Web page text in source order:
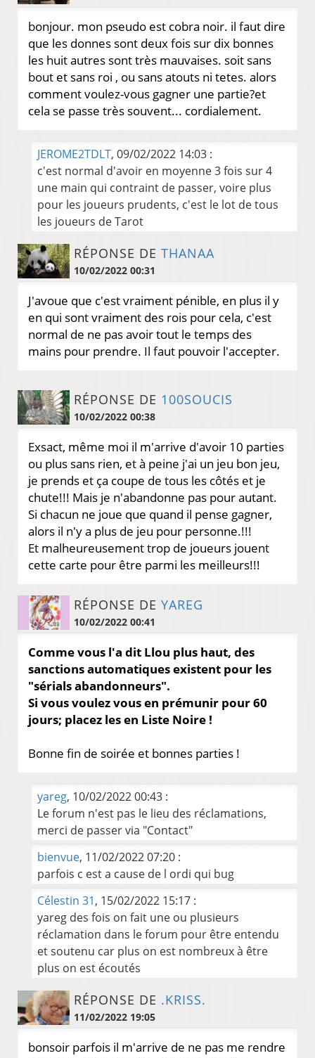
bonjour. mon pseudo est cobra noir. il faut dire
que les donnes sont deux fois sur dix bonnes
les huit autres sont très mauvaises. soit sans
bout et sans roi , ou sans atouts ni tetes. alors
comment voulez-vous gagner une partie?et
cela se passe très souvent... cordialement.
JEROME2TDLT, 09/02/2022 14:03 :
c'est normal d'avoir en moyenne 3 fois sur 4
une main qui contraint de passer, voire plus
pour les joueurs prudents, c'est le lot de tous
les joueurs de Tarot
RÉPONSE DE THANAA
10/02/2022 00:31
J'avoue que c'est vraiment pénible, en plus il y
en qui sont vraiment des rois pour cela, c'est
normal de ne pas avoir tout le temps des
mains pour prendre. Il faut pouvoir l'accepter.
RÉPONSE DE 100SOUCIS
10/02/2022 00:38
Exsact, même moi il m'arrive d'avoir 10 parties
ou plus sans rien, et à peine j'ai un jeu bon jeu,
je prends et ça coupe de tous les côtés et je
chute!!! Mais je n'abandonne pas pour autant.
Si chacun ne joue que quand il pense gagner,
alors il n'y a plus de jeu pour personne.!!!
Et malheureusement trop de joueurs jouent
cette carte pour être parmi les meilleurs!!!
RÉPONSE DE YAREG
10/02/2022 00:41
Comme vous l'a dit Llou plus haut, des
sanctions automatiques existent pour les
"sérials abandonneurs".
Si vous voulez vous en prémunir pour 60
jours; placez les en Liste Noire !
Bonne fin de soirée et bonnes parties !
yareg, 10/02/2022 00:43 :
Le forum n'est pas le lieu des réclamations,
merci de passer via "Contact"
bienvue, 11/02/2022 07:20 :
parfois c est a cause de l ordi qui bug
Célestin 31, 15/02/2022 15:17 :
yareg des fois on fait une ou plusieurs
réclamation dans le forum pour être entendu
et soutenu car plus on est nombreux à être
plus on est écoutés
RÉPONSE DE .KRISS.
11/02/2022 19:05
bonsoir parfois il m'arrive de ne pas me rendre